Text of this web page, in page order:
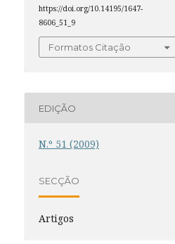
https://doi.org/10.14195/1647-
8606_51_9
Formatos Citação
EDIÇÃO
N.º 51 (2009)
SECÇÃO
Artigos